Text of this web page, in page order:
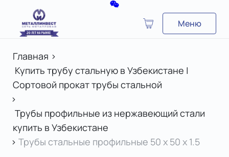
Меню
Главная >
Купить трубу стальную в Узбекистане |
Сортовой прокат трубы стальной
>
Трубы профильные из нержавеющий стали
купить в Узбекистане
> Трубы стальные профильные 50 х 50 х 1.5